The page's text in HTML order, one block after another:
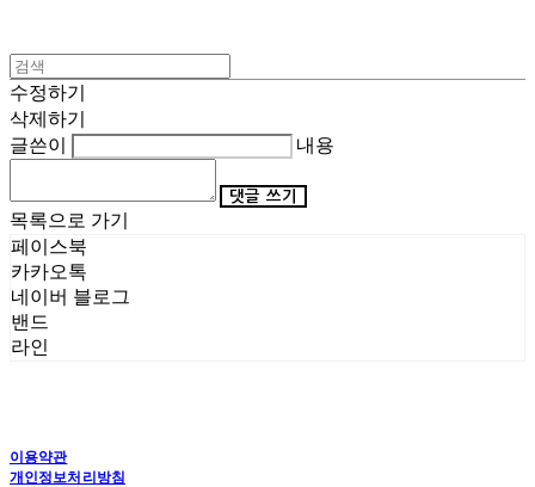
수정하기
삭제하기
글쓴이
내용
댓글 쓰기
목록으로 가기
페이스북
카카오톡
네이버 블로그
밴드
라인
이용약관
개인정보처리방침